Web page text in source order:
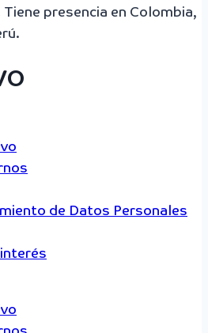
presencia en Colombia,
de Datos Personales